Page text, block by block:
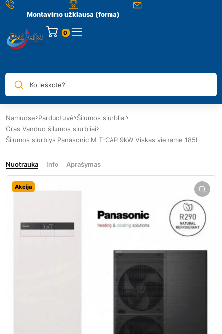
Montavimo užklausa (forma)
0
Ko ieškote?
Namuose Parduotuvė Šilumos siurbliai
Oras Vanduo šilumos siurbliai
Šilumos siurblys Panasonic M T-CAP 9kW Viskas viename 185L
Nuotrauka Info Aprašymas
Akcija